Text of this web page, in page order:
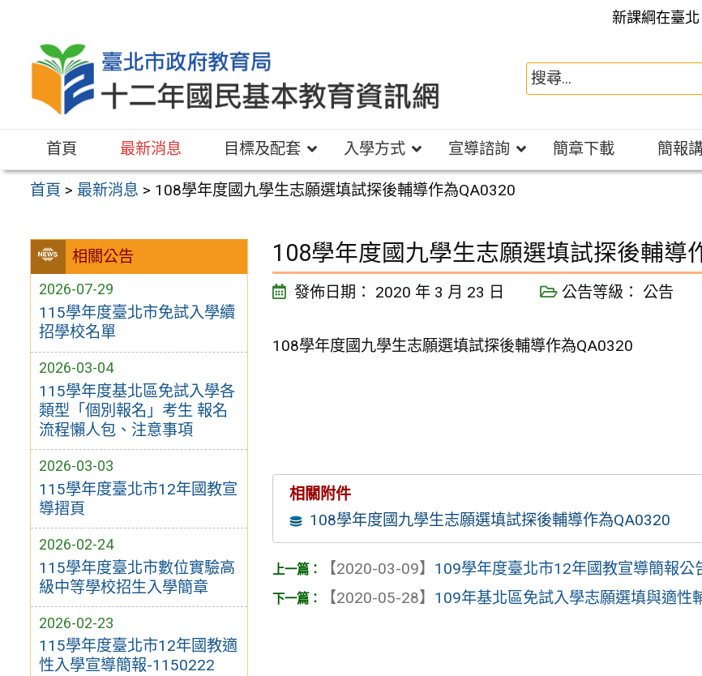
容
新課綱在臺北
首頁 最新消息 目標及配套 入學方式 宣導諮詢 簡章下載 簡報
首頁 > 最新消息 > 108學年度國九學生志願選填試探後輔導作為QA0320
相關公告
2026-07-29
115學年度臺北市免試入學續
招學校名單
2026-03-04
115學年度基北區免試入學各
類型「個別報名」考生 報名
流程懶人包、注意事項
2026-03-03
115學年度臺北市12年國教宣
導摺頁
2026-02-24
115學年度臺北市數位實驗高
級中等學校招生入學簡章
2026-02-23
115學年度臺北市12年國教適
性入學宣導簡報-1150222
108學年度國九學生志願選填試探後輔導
發佈日期： 2020 年 3 月 23 日 公告等級： 公告
108學年度國九學生志願選填試探後輔導作為QA0320
相關附件
108學年度國九學生志願選填試探後輔導作為QA0320
【2020-03-09】 109學年度臺北市12年國教宣導簡報公
【2020-05-28】 109年基北區免試入學志願選填與適性